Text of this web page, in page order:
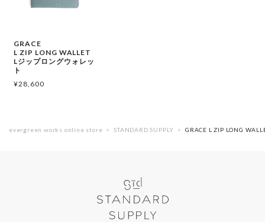
GRACE
L ZIP LONG WALLET
Lジップロングウォレッ
ト
¥28,600
evergreen works online store STANDARD SUPPLY GRACE L ZIP LONG